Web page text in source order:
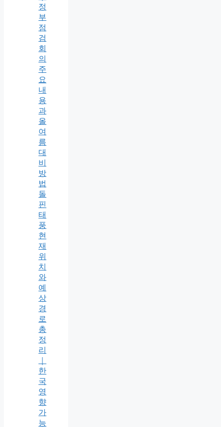
정
부
점
검
회
의
주
요
내
용
과
올
여
름
대
비
방
법
돌
핀
태
풍
현
재
위
치
와
예
상
경
로
총
정
리
한
국
영
향
가
능